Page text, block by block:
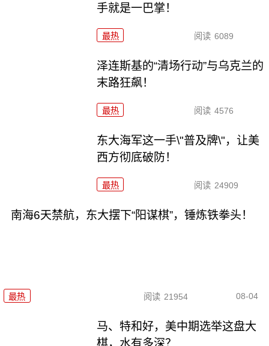
手就是一巴掌！
最热 阅读 6089
泽连斯基的“清场行动”与乌克兰的
末路狂飙！
最热 阅读 4576
东大海军这一手\"普及牌\"，让美
西方彻底破防！
最热 阅读 24909
南海6天禁航，东大摆下“阳谋棋”，锤炼铁拳头！
最热 阅读 21954 08-04
马、特和好，美中期选举这盘大
棋，水有多深？